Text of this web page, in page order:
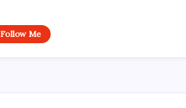
Follow Me